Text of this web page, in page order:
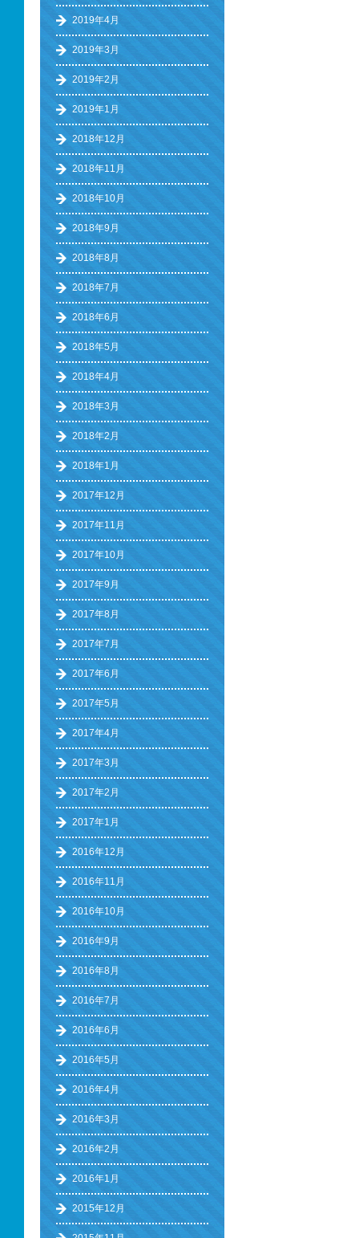
2019年4月
2019年3月
2019年2月
2019年1月
2018年12月
2018年11月
2018年10月
2018年9月
2018年8月
2018年7月
2018年6月
2018年5月
2018年4月
2018年3月
2018年2月
2018年1月
2017年12月
2017年11月
2017年10月
2017年9月
2017年8月
2017年7月
2017年6月
2017年5月
2017年4月
2017年3月
2017年2月
2017年1月
2016年12月
2016年11月
2016年10月
2016年9月
2016年8月
2016年7月
2016年6月
2016年5月
2016年4月
2016年3月
2016年2月
2016年1月
2015年12月